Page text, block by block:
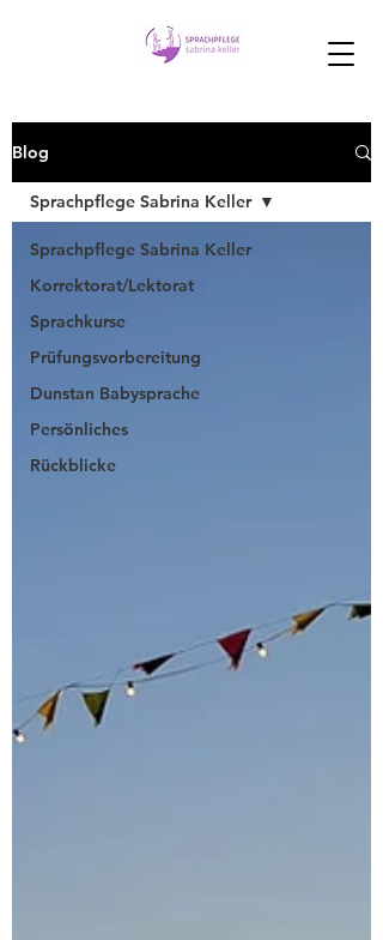
Blog
Sprachpflege Sabrina Keller
Korrektorat/Lektorat
Sprachkurse
Prüfungsvorbereitung
Dunstan Babysprache
Persönliches
Rückblicke
Sprachpflege Sabrina Keller